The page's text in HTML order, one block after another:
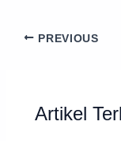
PREVIOUS
Artikel